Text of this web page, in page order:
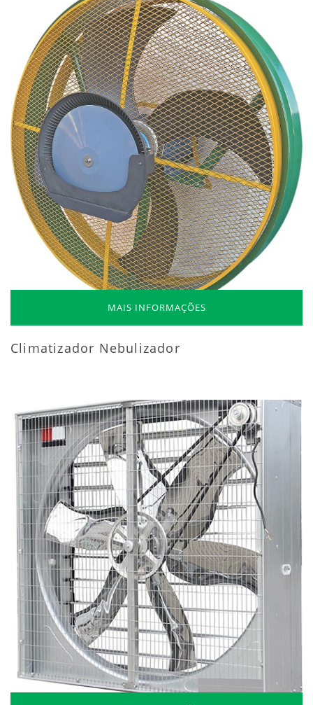
MAIS INFORMAÇÕES
Climatizador Nebulizador